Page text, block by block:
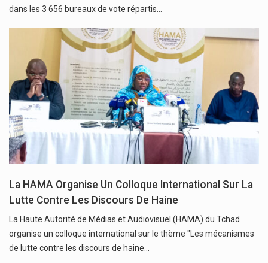
dans les 3 656 bureaux de vote répartis…
La HAMA Organise Un Colloque International Sur La
Lutte Contre Les Discours De Haine
La Haute Autorité de Médias et Audiovisuel (HAMA) du Tchad
organise un colloque international sur le thème "Les mécanismes
de lutte contre les discours de haine…